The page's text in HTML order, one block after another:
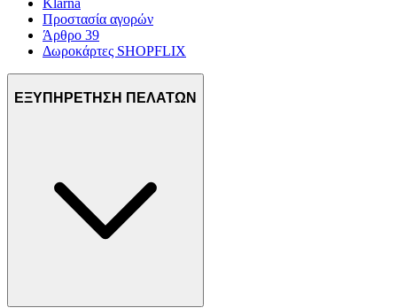
Klarna
Προστασία αγορών
Άρθρο 39
Δωροκάρτες SHOPFLIX
ΕΞΥΠΗΡΕΤΗΣΗ ΠΕΛΑΤΩΝ